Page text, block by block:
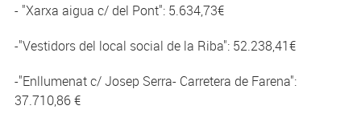
- "Xarxa aigua c/ del Pont": 5.634,73€
-"Vestidors del local social de la Riba": 52.238,41€
-"Enllumenat c/ Josep Serra- Carretera de Farena":
37.710,86 €